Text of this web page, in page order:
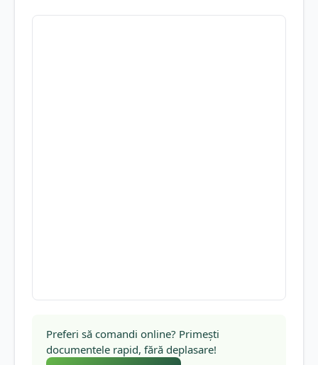
Preferi să comandi online? Primești
documentele rapid, fără deplasare!